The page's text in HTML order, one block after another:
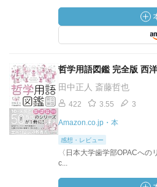
哲学用語図鑑 完全版 西
田中正人 斎藤哲也
422 3.55 3
Amazon.co.jp・本
感想・レビュー
〈日本大学歯学部OPACへ
c...